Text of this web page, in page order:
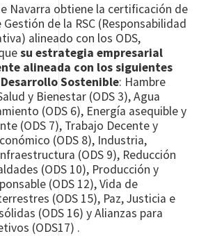
Navarra obtiene la certificación de
de la RSC (Responsabilidad
alineado con los ODS,
su estrategia empresarial
alineada con los siguientes
Sostenible: Hambre
y Bienestar (ODS 3), Agua
(ODS 6), Energía asequible y
(ODS 7), Trabajo Decente y
(ODS 8), Industria,
(ODS 9), Reducción
(ODS 10), Producción y
(ODS 12), Vida de
(ODS 15), Paz, Justicia e
(ODS 16) y Alianzas para
(ODS17) .